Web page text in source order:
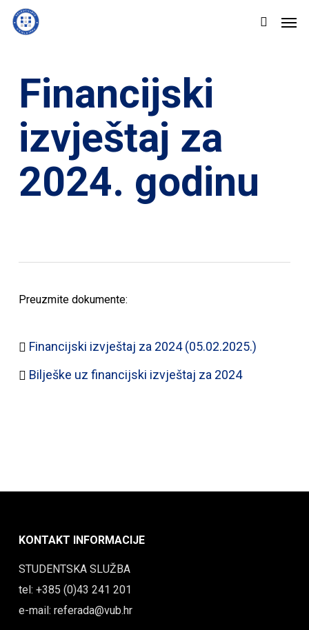
Skip
search
Financijski
izvještaj za
2024. godinu
Preuzmite dokumente:
Financijski izvještaj za 2024 (05.02.2025.)
Bilješke uz financijski izvještaj za 2024
KONTAKT INFORMACIJE
STUDENTSKA SLUŽBA
tel: +385 (0)43 241 201
e-mail: referada@vub.hr